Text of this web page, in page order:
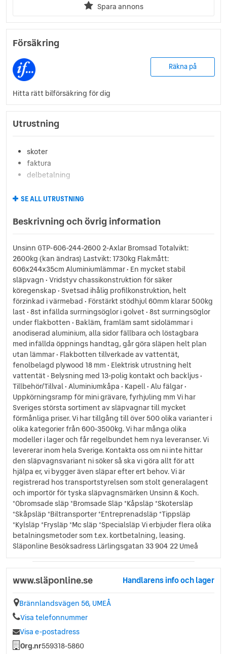
Spara annons
Försäkring
Räkna på
Hitta rätt bilförsäkring för dig
Utrustning
skoter
faktura
delbetalning
SE ALL UTRUSTNING
Beskrivning och övrig information
Unsinn GTP-606-244-2600 2-Axlar Bromsad Totalvikt:
2600kg (kan ändras) Lastvikt: 1730kg Flakmått:
606x244x35cm Aluminiumlämmar • En mycket stabil
släpvagn • Vridstyv chassikonstruktion för säker
köregenskap • Svetsad ihålig profilkonstruktion, helt
förzinkad i värmebad • Förstärkt stödhjul 60mm klarar 500kg
last • 8st infällda surrningsöglor i golvet • 8st surrningsöglor
under flakbotten • Bakläm, framläm samt sidolämmar i
anodiserad aluminium, alla sidor fällbara och löstagbara
med infällda öppnings handtag, går göra släpen helt plan
utan lämmar • Flakbotten tillverkade av vattentät,
fenolbelagd plywood 18 mm • Elektrisk utrustning helt
vattentät • Belysning med 13-polig kontakt och backljus •
Tillbehör/Tillval • Aluminiumkåpa • Kapell • Alu fälgar •
Uppkörningsramp för mini grävare, fyrhjuling mm Vi har
Sveriges största sortiment av släpvagnar till mycket
förmånliga priser. Vi har tillgång till över 500 olika varianter i
olika kategorier från 600-3500kg. Vi har många olika
modeller i lager och får regelbundet hem nya leveranser. Vi
levererar inom hela Sverige. Kontakta oss om ni inte hittar
den släpvagnsvariant ni söker så ska vi göra allt för att
hjälpa er, vi bygger även släpar efter ert behov. Vi är
registrerad hos transportstyrelsen som stolt generalagent
och importör för tyska släpvagnsmärken Unsinn & Koch.
*Obromsade släp *Bromsade Släp *Kåpsläp *Skotersläp
*Skåpsläp *Biltransporter *Entreprenadsläp *Tippsläp
*Kylsläp *Frysläp *Mc släp *Specialsläp Vi erbjuder flera olika
betalningsmetoder som t.ex. kortbetalning, leasing.
Släponline Besöksadress Lärlingsgatan 33 904 22 Umeå
www.släponline.se Handlarens info och lager
Brännlandsvägen 56, UMEÅ
Visa telefonnummer
Visa e-postadress
Org.nr559318-5860